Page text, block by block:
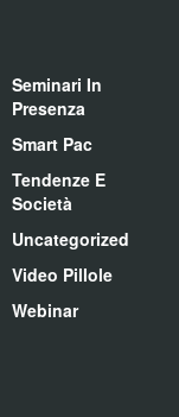
Seminari In
Presenza
Smart Pac
Tendenze E
Società
Uncategorized
Video Pillole
Webinar